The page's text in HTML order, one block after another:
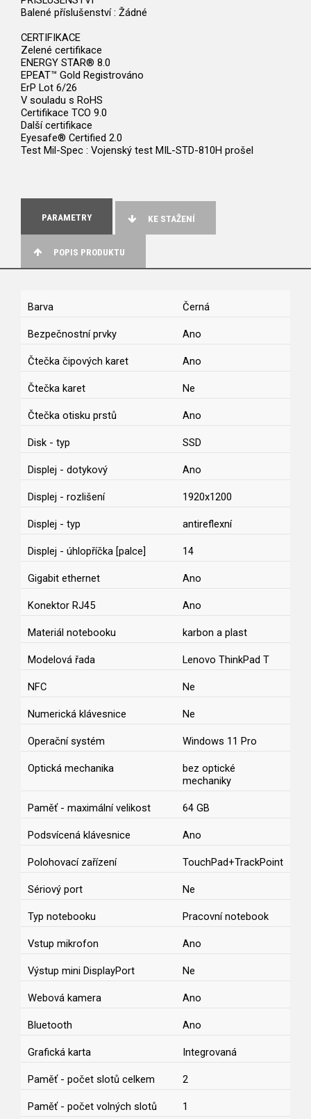
Balené příslušenství : Žádné
CERTIFIKACE
Zelené certifikace
ENERGY STAR® 8.0
EPEAT™ Gold Registrováno
ErP Lot 6/26
V souladu s RoHS
Certifikace TCO 9.0
Další certifikace
Eyesafe® Certified 2.0
Test Mil-Spec : Vojenský test MIL-STD-810H prošel
PARAMETRY KE STAŽENÍ
POPIS PRODUKTU
Barva Černá
Bezpečnostní prvky Ano
Čtečka čipových karet Ano
Čtečka karet Ne
Čtečka otisku prstů Ano
Disk - typ SSD
Displej - dotykový Ano
Displej - rozlišení 1920x1200
Displej - typ antireflexní
Displej - úhlopříčka [palce] 14
Gigabit ethernet Ano
Konektor RJ45 Ano
Materiál notebooku karbon a plast
Modelová řada Lenovo ThinkPad T
NFC Ne
Numerická klávesnice Ne
Operační systém Windows 11 Pro
Optická mechanika
bez optické
mechaniky
Paměť - maximální velikost 64 GB
Podsvícená klávesnice Ano
Polohovací zařízení TouchPad+TrackPoint
Sériový port Ne
Typ notebooku Pracovní notebook
Vstup mikrofon Ano
Výstup mini DisplayPort Ne
Webová kamera Ano
Bluetooth Ano
Grafická karta Integrovaná
Paměť - počet slotů celkem 2
Paměť - počet volných slotů 1